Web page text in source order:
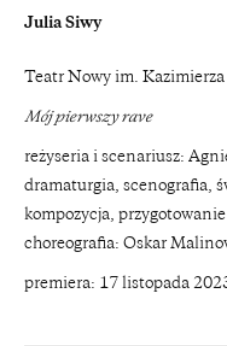
Julia Siwy
Teatr Nowy im.
Mój pierwszy rave
reżyseria i scenariusz:
dramaturgia, scenografia,
kompozycja,
choreografia: Oskar
premiera: 17 listopada